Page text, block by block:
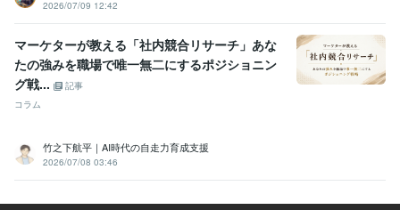
2026/07/09 12:42
マーケターが教える「社内競合リサーチ」あな
たの強みを職場で唯一無二にするポジショニン
グ戦...
記事
コラム
竹之下航平｜AI時代の自走力育成支援
2026/07/08 03:46